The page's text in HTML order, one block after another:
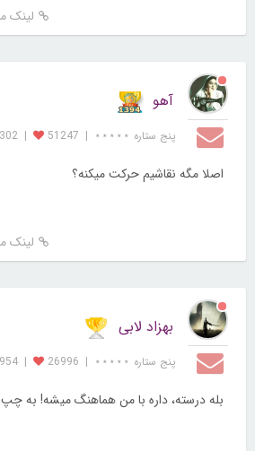
لینک
آهو
پنج ستاره ⋆⋆⋆⋆⋆ |
51247
|
اصلا مگه نقاشیم حرکت میکنه؟
لینک
بهزاد لابی
پنج ستاره ⋆⋆⋆⋆⋆ |
26996
|
بله درسته، داره با من هماهنگ میشه! به چپ